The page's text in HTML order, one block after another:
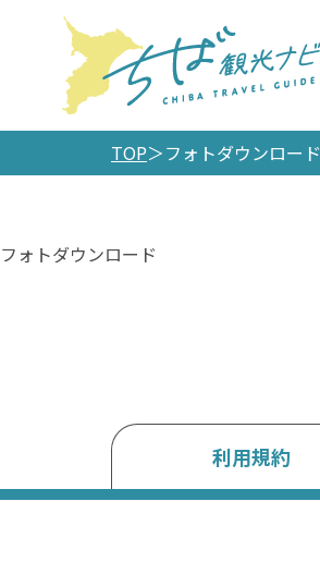
TOP フォトダウンロード
フォトダウンロード
利用規約